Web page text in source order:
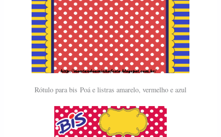
Rótulo para bis Poá e listras amarelo, vermelho e azul